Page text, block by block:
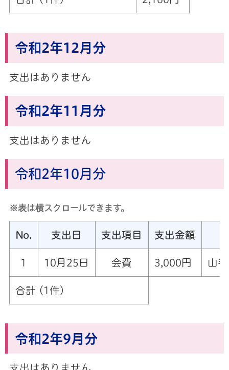
令和2年12月分
支出はありません
令和2年11月分
支出はありません
令和2年10月分
※表は横スクロールできます。
No. 支出日 支出項目 支出金額
1 10月25日 会費 3,000円 山
合計 (1件)
令和2年9月分
支出はありません